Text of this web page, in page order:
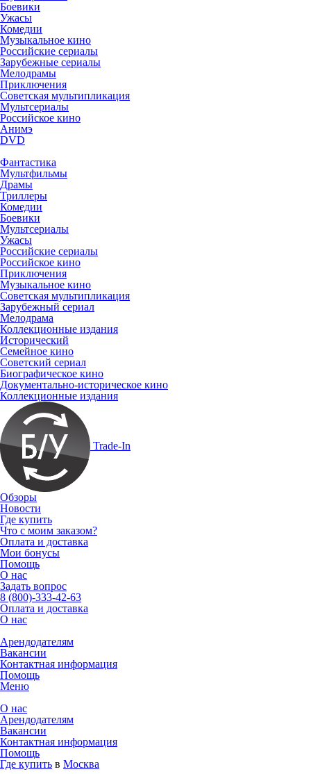
Боевики
Ужасы
Комедии
Музыкальное кино
Российские сериалы
Зарубежные сериалы
Мелодрамы
Приключения
Советская мультипликация
Мультсериалы
Российское кино
Анимэ
DVD
Фантастика
Мультфильмы
Драмы
Триллеры
Комедии
Боевики
Мультсериалы
Ужасы
Российские сериалы
Российское кино
Приключения
Музыкальное кино
Советская мультипликация
Зарубежный сериал
Мелодрама
Коллекционные издания
Исторический
Семейное кино
Советский сериал
Биографическое кино
Документально-историческое кино
Коллекционные издания
Trade-In
Обзоры
Новости
Где купить
Что с моим заказом?
Оплата и доставка
Мои бонусы
Помощь
О нас
Задать вопрос
8 (800)-333-42-63
Оплата и доставка
О нас
Арендодателям
Вакансии
Контактная информация
Помощь
Меню
О нас
Арендодателям
Вакансии
Контактная информация
Помощь
Где купить в Москва